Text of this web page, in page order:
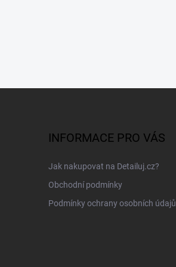
INFORMACE PRO VÁS
Jak nakupovat na Detailuj.cz?
Obchodní podmínky
Podmínky ochrany osobních údajů